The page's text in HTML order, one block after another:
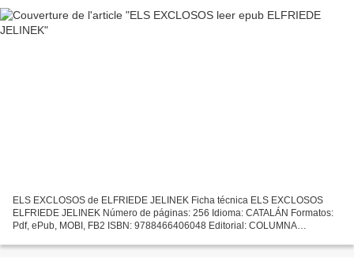
ELS EXCLOSOS de ELFRIEDE JELINEK Ficha técnica ELS EXCLOSOS
ELFRIEDE JELINEK Número de páginas: 256 Idioma: CATALÁN Formatos:
Pdf, ePub, MOBI, FB2 ISBN: 9788466406048 Editorial: COLUMNA